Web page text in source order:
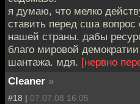
я думаю, что мелко
ставить перед сша вопрос
нашей страны. дабы
благо мировой
шантажа. мдя. [нервно
Cleaner »
#18 | 07.07.08 16:05